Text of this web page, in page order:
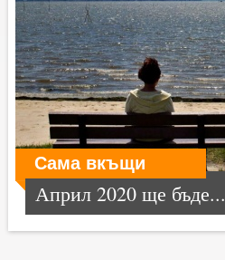
Сама вкъщи
Април 2020 ще бъде...